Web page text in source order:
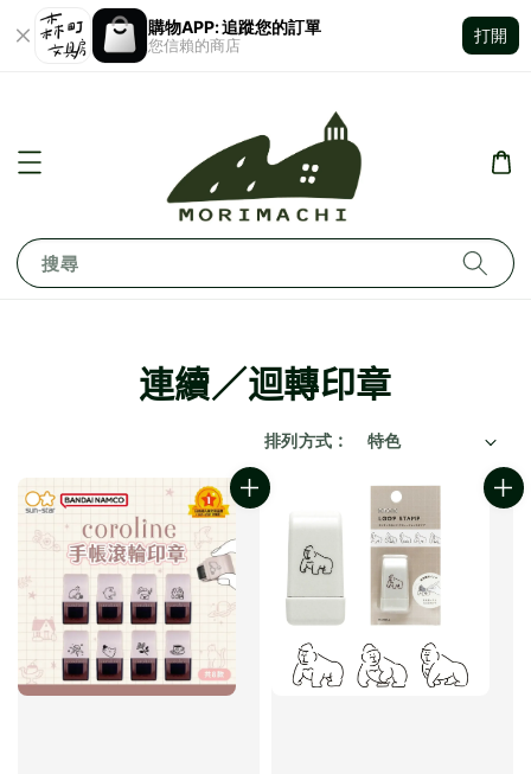
購物APP: 追蹤您的訂單
您信賴的商店
打開
搜尋
連續／迴轉印章
排列方式 :